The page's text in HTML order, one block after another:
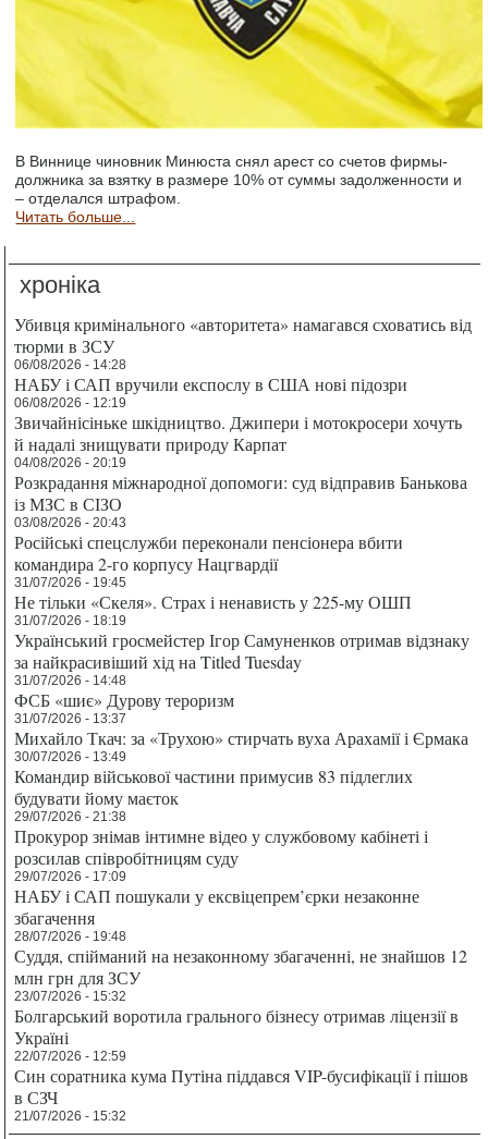
В Виннице чиновник Минюста снял арест со счетов фирмы-
должника за взятку в размере 10% от суммы задолженности и
– отделался штрафом.
Читать больше...
хроніка
Убивця кримінального «авторитета» намагався сховатись від
тюрми в ЗСУ
06/08/2026 - 14:28
НАБУ і САП вручили експослу в США нові підозри
06/08/2026 - 12:19
Звичайнісіньке шкідництво. Джипери і мотокросери хочуть
й надалі знищувати природу Карпат
04/08/2026 - 20:19
Розкрадання міжнародної допомоги: суд відправив Банькова
із МЗС в СІЗО
03/08/2026 - 20:43
Російські спецслужби переконали пенсіонера вбити
командира 2-го корпусу Нацгвардії
31/07/2026 - 19:45
Не тільки «Скеля». Страх і ненависть у 225-му ОШП
31/07/2026 - 18:19
Український гросмейстер Ігор Самуненков отримав відзнаку
за найкрасивіший хід на Titled Tuesday
31/07/2026 - 14:48
ФСБ «шиє» Дурову тероризм
31/07/2026 - 13:37
Михайло Ткач: за «Трухою» стирчать вуха Арахамії і Єрмака
30/07/2026 - 13:49
Командир військової частини примусив 83 підлеглих
будувати йому маєток
29/07/2026 - 21:38
Прокурор знімав інтимне відео у службовому кабінеті і
розсилав співробітницям суду
29/07/2026 - 17:09
НАБУ і САП пошукали у ексвіцепрем’єрки незаконне
збагачення
28/07/2026 - 19:48
Суддя, спійманий на незаконному збагаченні, не знайшов 12
млн грн для ЗСУ
23/07/2026 - 15:32
Болгарський воротила грального бізнесу отримав ліцензії в
Україні
22/07/2026 - 12:59
Син соратника кума Путіна піддався VIP-бусифікації і пішов
в СЗЧ
21/07/2026 - 15:32